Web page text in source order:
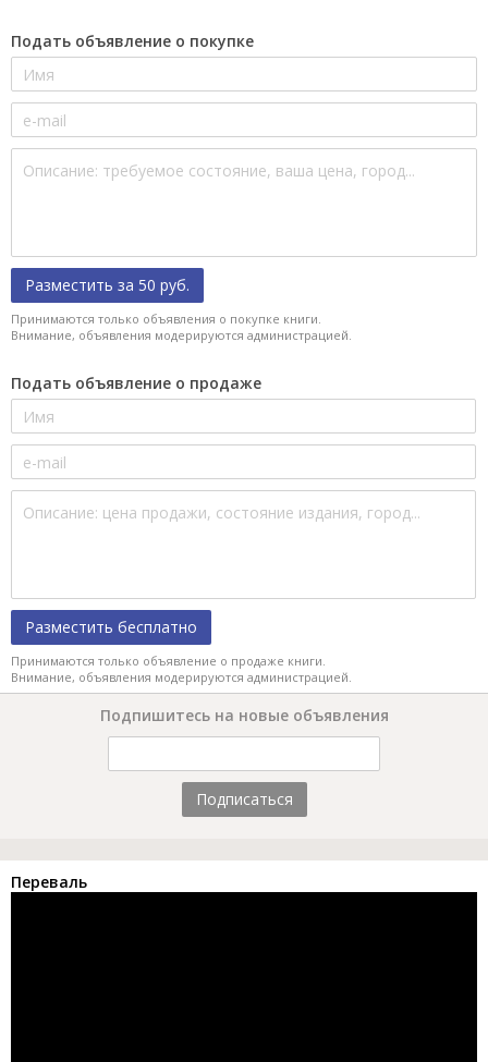
Подать объявление о покупке
Разместить за 50 руб.
Принимаются только объявления о покупке книги.
Внимание, объявления модерируются администрацией.
Подать объявление о продаже
Разместить бесплатно
Принимаются только объявление о продаже книги.
Внимание, объявления модерируются администрацией.
Подпишитесь на новые объявления
Подписаться
Переваль